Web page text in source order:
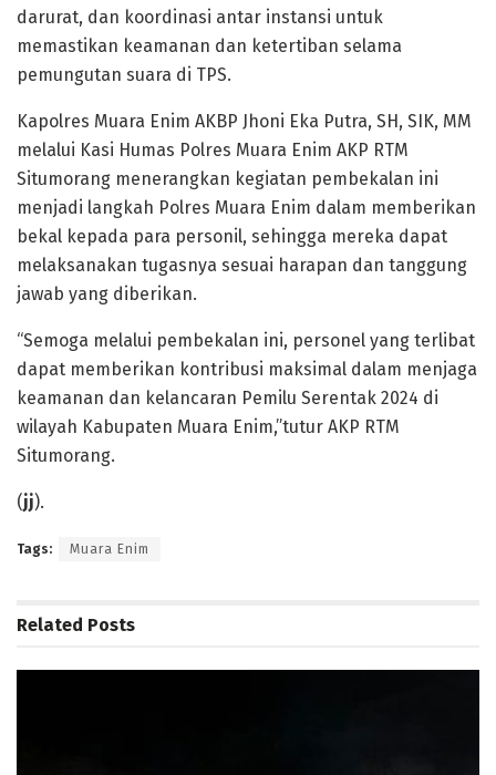
darurat, dan koordinasi antar instansi untuk
memastikan keamanan dan ketertiban selama
pemungutan suara di TPS.
Kapolres Muara Enim AKBP Jhoni Eka Putra, SH, SIK, MM
melalui Kasi Humas Polres Muara Enim AKP RTM
Situmorang menerangkan kegiatan pembekalan ini
menjadi langkah Polres Muara Enim dalam memberikan
bekal kepada para personil, sehingga mereka dapat
melaksanakan tugasnya sesuai harapan dan tanggung
jawab yang diberikan.
“Semoga melalui pembekalan ini, personel yang terlibat
dapat memberikan kontribusi maksimal dalam menjaga
keamanan dan kelancaran Pemilu Serentak 2024 di
wilayah Kabupaten Muara Enim,”tutur AKP RTM
Situmorang.
(jj).
Tags: Muara Enim
Related Posts